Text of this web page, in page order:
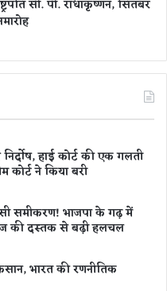
सी. पी. राधाकृष्णन, सितंबर
हाई कोर्ट की एक गलती
कोर्ट ने किया बरी
समीकरण! भाजपा के गढ़ में
की दस्तक से बढ़ी हलचल
भारत की रणनीतिक